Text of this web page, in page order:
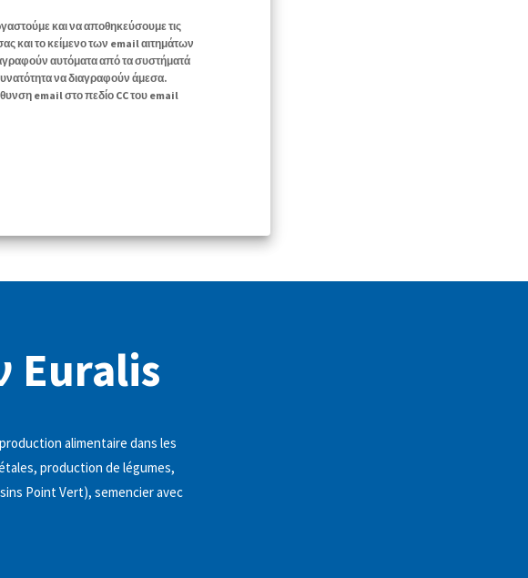
και να αποθηκεύσουμε τις
και το κείμενο των email αιτημάτων
αυτόματα από τα συστήματά
να διαγραφούν άμεσα.
email στο πεδίο CC του email
Euralis
alimentaire dans les
production de légumes,
Point Vert), semencier avec